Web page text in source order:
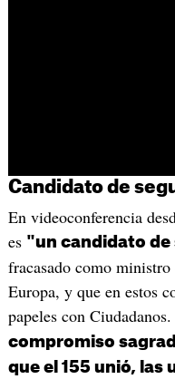
Candidato de
En videoconferencia
es "un candidato de
fracasado como
Europa, y que en estos
papeles con
compromiso
que el 155 unió, las